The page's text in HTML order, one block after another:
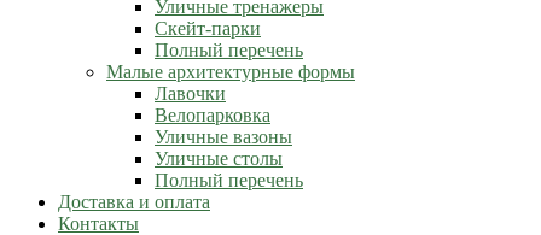
Уличные тренажеры
Скейт-парки
Полный перечень
Малые архитектурные формы
Лавочки
Велопарковка
Уличные вазоны
Уличные столы
Полный перечень
Доставка и оплата
Контакты